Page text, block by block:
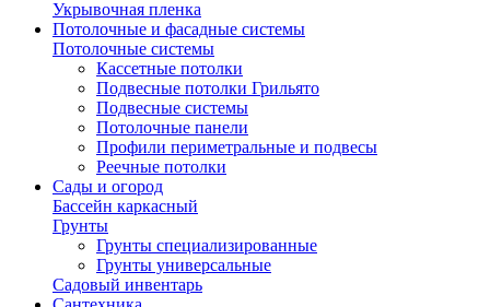
Укрывочная пленка
Потолочные и фасадные системы
Потолочные системы
Кассетные потолки
Подвесные потолки Грильято
Подвесные системы
Потолочные панели
Профили периметральные и подвесы
Реечные потолки
Сады и огород
Бассейн каркасный
Грунты
Грунты специализированные
Грунты универсальные
Садовый инвентарь